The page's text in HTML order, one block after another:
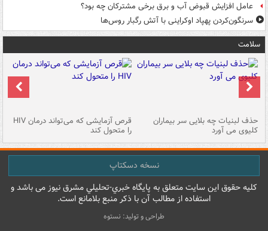
عامل افزایش قبوض آب و برق برخی مشترکان چه بود؟
سرنگون‌کردن پهپاد اوکراینی با آتش رگبار روس‌ها
سلامت
حذف لبنیات چه بلایی سر بیماران
کلیوی می آورد
قرص آزمایشی که می‌تواند درمان HIV
را متحول کند
نسخه دسکتاپ
کليه حقوق اين سايت متعلق به پایگاه خبري-تحليلي مشرق نيوز می باشد و
استفاده از مطالب آن با ذکر منبع بلامانع است.
طراحی و تولید: نستوه